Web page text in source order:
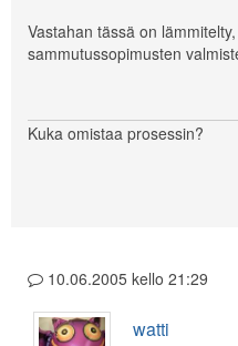
Vastahan tässä on
sammutussopimusten
Kuka omistaa prosessin?
10.06.2005 kello 21:29
watti